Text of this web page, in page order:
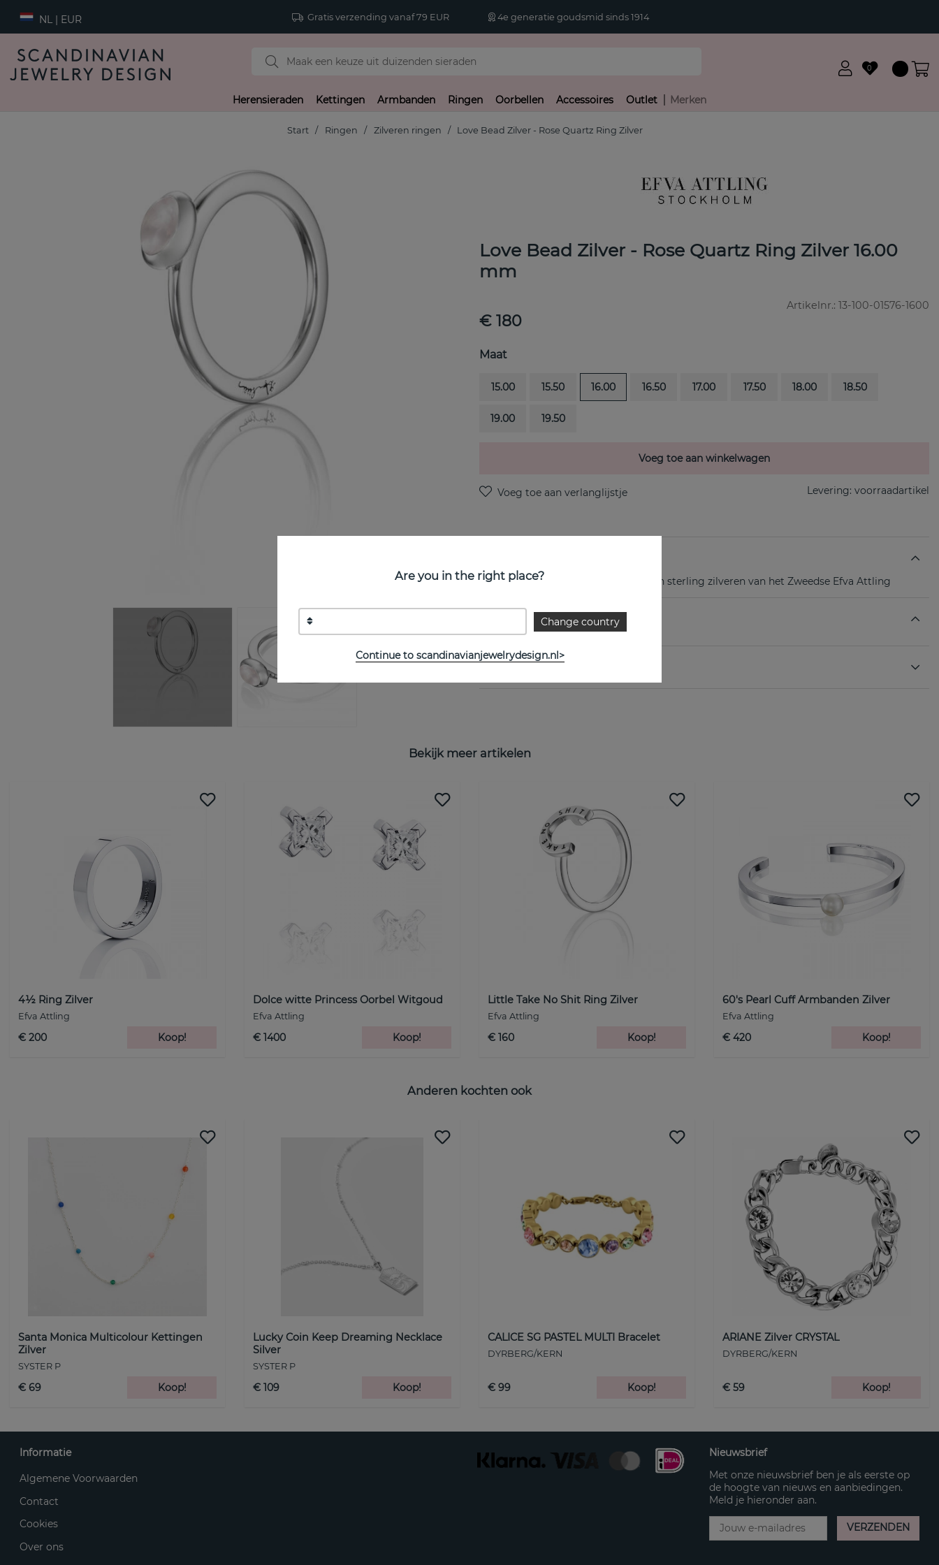
NL | EUR Gratis verzending vanaf 79 EUR 4e generatie goudsmid sinds 1914
0
Herensieraden Kettingen Armbanden Ringen Oorbellen Accessoires Outlet Merken
Start Ringen Zilveren ringen Love Bead Zilver - Rose Quartz Ring Zilver
Love Bead Zilver - Rose Quartz Ring Zilver 16.00
mm
Artikelnr.: 13-100-01576-1600
€ 180
Maat
15.00 15.50 16.00 16.50 17.00 17.50 18.00 18.50
19.00 19.50
Voeg toe aan winkelwagen
Levering: voorraadartikel
Love Bead Zilver-Rose Quartz is een sterling zilveren van het Zweedse Efva Attling
EIGENSCHAPPEN
Bekijk meer artikelen
4½ Ring Zilver
Efva Attling
€ 200 Koop!
Dolce witte Princess Oorbel Witgoud
Efva Attling
€ 1400 Koop!
Little Take No Shit Ring Zilver
Efva Attling
€ 160 Koop!
60's Pearl Cuff Armbanden Zilver
Efva Attling
€ 420 Koop!
Anderen kochten ook
Santa Monica Multicolour Kettingen
Zilver
SYSTER P
€ 69 Koop!
Lucky Coin Keep Dreaming Necklace
Silver
SYSTER P
€ 109 Koop!
CALICE SG PASTEL MULTI Bracelet
DYRBERG/KERN
€ 99 Koop!
ARIANE Zilver CRYSTAL
DYRBERG/KERN
€ 59 Koop!
Are you in the right place?
Change country
Continue to scandinavianjewelrydesign.nl>
Informatie
Algemene Voorwaarden
Contact
Cookies
Over ons
Nieuwsbrief
Met onze nieuwsbrief ben je als eerste op
de hoogte van nieuws en aanbiedingen.
Meld je hieronder aan.
VERZENDEN